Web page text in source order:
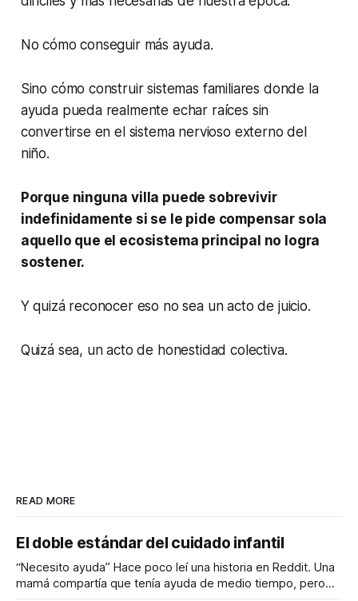
No cómo conseguir más ayuda.
Sino cómo construir sistemas familiares donde la
ayuda pueda realmente echar raíces sin
convertirse en el sistema nervioso externo del
niño.
Porque ninguna villa puede sobrevivir
indefinidamente si se le pide compensar sola
aquello que el ecosistema principal no logra
sostener.
Y quizá reconocer eso no sea un acto de juicio.
Quizá sea, un acto de honestidad colectiva.
READ MORE
El doble estándar del cuidado infantil
“Necesito ayuda” Hace poco leí una historia en Reddit. Una
mamá compartía que tenía ayuda de medio tiempo, pero